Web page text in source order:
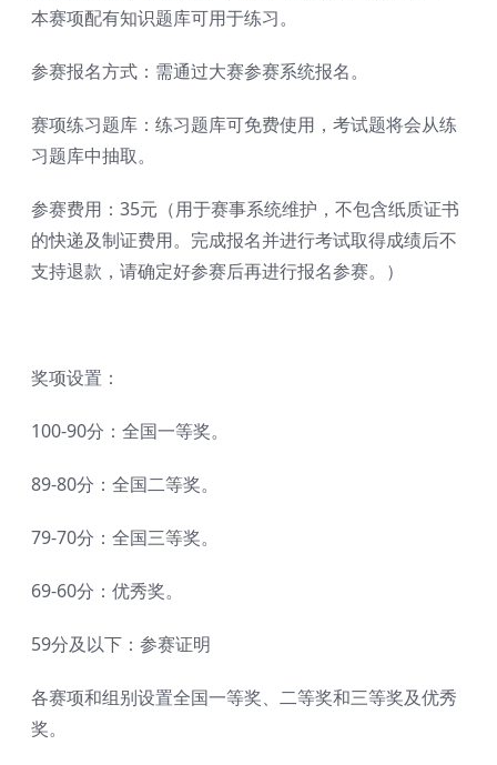
本赛项配有知识题库可用于练习。
参赛报名方式：需通过大赛参赛系统报名。
赛项练习题库：练习题库可免费使用，考试题将会从练
习题库中抽取。
参赛费用：35元（用于赛事系统维护，不包含纸质证书
的快递及制证费用。完成报名并进行考试取得成绩后不
支持退款，请确定好参赛后再进行报名参赛。）
奖项设置：
100-90分：全国一等奖。
89-80分：全国二等奖。
79-70分：全国三等奖。
69-60分：优秀奖。
59分及以下：参赛证明
各赛项和组别设置全国一等奖、二等奖和三等奖及优秀
奖。